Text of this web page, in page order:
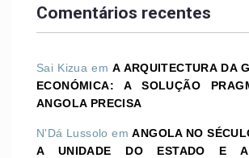
Comentários recentes
Sai Kizua emA ARQUITECTURA DA
ECONÓMICA: A SOLUÇÃO
ANGOLA PRECISA
N'Dá Lussolo emANGOLA NO
A UNIDADE DO ESTADO E